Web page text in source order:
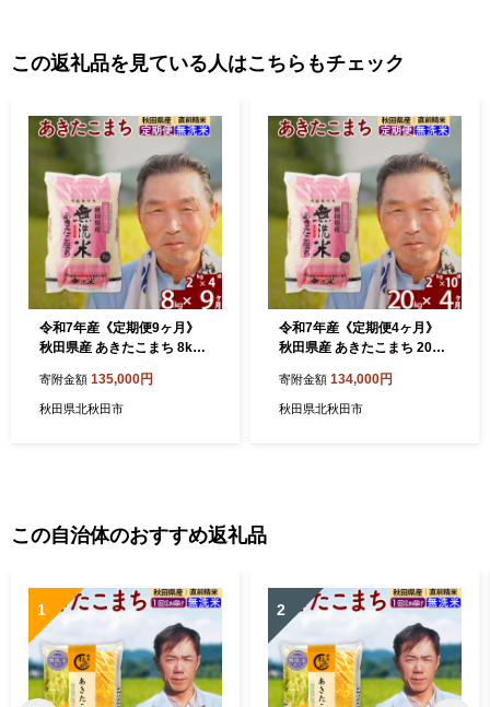
この返礼品を見ている人はこちらもチェック
令和7年産《定期便9ヶ月》
秋田県産 あきたこまち 8kg
25年産 お届け時期選べる お
届け周期調整可能 隔月に調
寄附金額 135,000円
秋田県北秋田市
令和7年産《定期便4ヶ月》
秋田県産 あきたこまち 20kg
25年産 お届け時期選べる お
届け周期調整可能 隔月に調
寄附金額 134,000円
秋田県北秋田市
この自治体のおすすめ返礼品
1 2